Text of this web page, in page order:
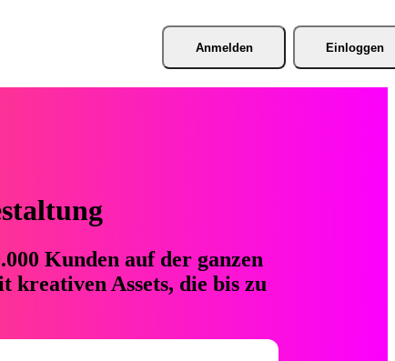
Anmelden Einloggen
Kunden auf der ganzen
Assets, die bis zu